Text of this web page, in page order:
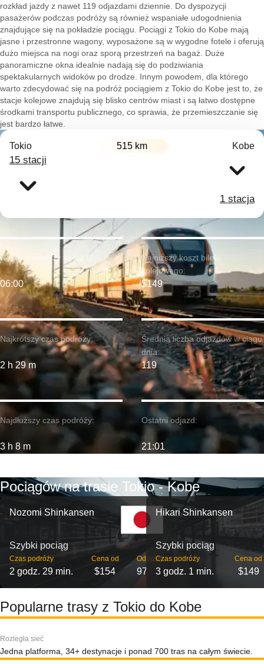
rozkład jazdy z nawet 119 odjazdami dziennie. Do dyspozycji
pasażerów podczas podróży są również wspaniałe udogodnienia
znajdujące się na pokładzie pociągu. Pociągi z Tokio do Kobe mają
jasne i przestronne wagony, wyposażone są w wygodne fotele i oferują
dużo miejsca na nogi oraz sporą przestrzeń na bagaż. Duże
panoramiczne okna idealnie nadają się do podziwiania
spektakularnych widoków po drodze. Innym powodem, dla którego
warto zdecydować się na podróż pociągiem z Tokio do Kobe jest to, że
stacje kolejowe znajdują się blisko centrów miast i są łatwo dostępne
środkami transportu publicznego, co sprawia, że przemieszczanie się
jest bardzo łatwe.
Tokio 515 km Kobe
15 stacji
1 stacja
Najkrótszy czas podróży:
2 h 29 m
Najwcześniejszy wyjazd:
06:00
Najdłuższy czas podróży:
3 h 8 m
Najniższy koszt biletu
kolejowego:
$149
Średnia liczba odjazdów w ciągu
dnia:
119
Ostatni odjazd:
21:01
Pociągów na trasie Tokio - Kobe
Nozomi Shinkansen
Szybki pociąg
Czas podróży
2 godz. 29 min.
Cena od
$154
Odjazdy
97
Hikari Shinkansen
Szybki pociąg
Czas podróży
3 godz. 1 min.
Cena od
$149
Popularne trasy z Tokio do Kobe
Rozległa sieć
Jedna platforma, 34+ destynacje i ponad 700 tras na całym świecie.